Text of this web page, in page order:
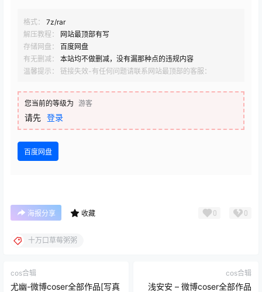
格式：
7z/rar
解压教程：
网站最顶部有写
存储网盘：
百度网盘
有无删减：
本站均不做删减，没有漏那种点的违规内容
温馨提示： 链接失效-有任何问题请联系网站最顶部的客服：
您当前的等级为 游客
请先 登录
百度网盘
海报分享 收藏 0 0
十万口草莓粥粥
cos合辑
尤幽-微博coser全部作品[写真
cos合辑
浅安安 – 微博coser全部作品